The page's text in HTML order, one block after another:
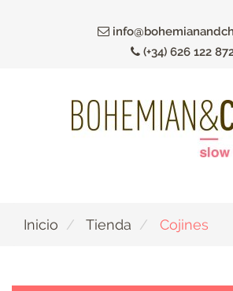
(+34) 626 122
Inicio Tienda Cojines